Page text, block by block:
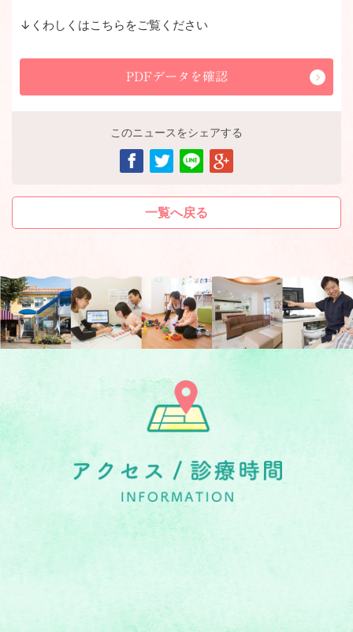
↓くわしくはこちらをご覧ください
PDFデータを確認
このニュースをシェアする
一覧へ戻る